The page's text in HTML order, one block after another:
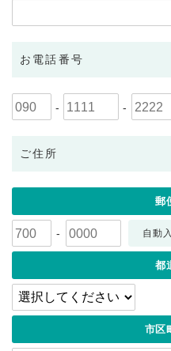
お電話番号
- -
ご住所
郵
- 自動
都
市区